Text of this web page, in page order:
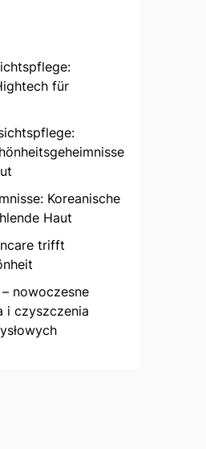
für
Koreanische
Haut
trifft
nowoczesne
i czyszczenia